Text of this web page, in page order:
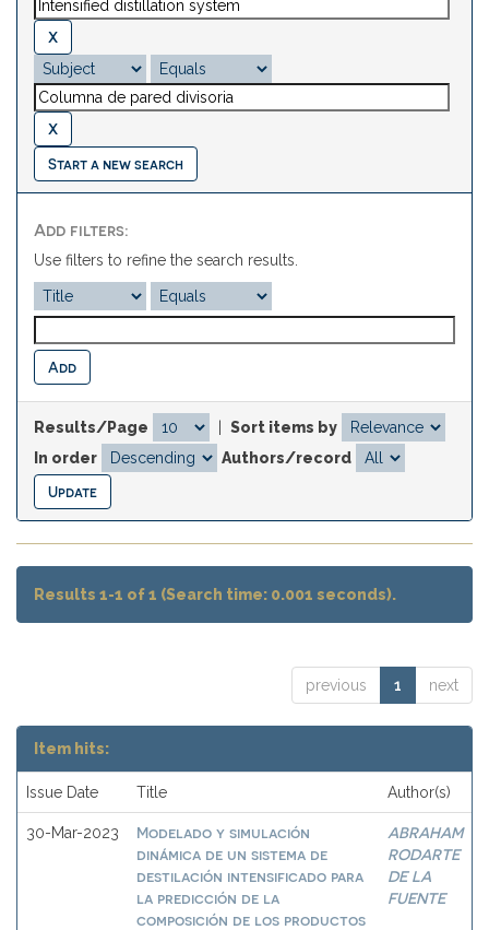
Start a new search
Add filters:
Use filters to refine the search results.
Results/Page
Sort items by
In order
Authors/record
Results 1-1 of 1 (Search time: 0.001 seconds).
previous 1 next
Item hits:
Issue Date Title Author(s)
30-Mar-2023
Modelado y simulación
dinámica de un sistema de
destilación intensificado para
la predicción de la
composición de los productos
ABRAHAM
RODARTE
DE LA
FUENTE